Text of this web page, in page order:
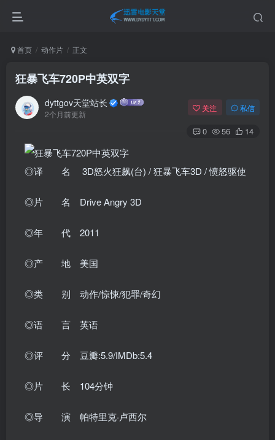
首页 动作片 正文
狂暴飞车720P中英双字
dyttgov天堂站长
2个月前更新
关注 私信
0 56 14
◎译 名 3D怒火狂飙(台) / 狂暴飞车3D / 愤怒驱使
◎片 名 Drive Angry 3D
◎年 代 2011
◎产 地 美国
◎类 别 动作/惊悚/犯罪/奇幻
◎语 言 英语
◎评 分 豆瓣:5.9/IMDb:5.4
◎片 长 104分钟
◎导 演 帕特里克·卢西尔